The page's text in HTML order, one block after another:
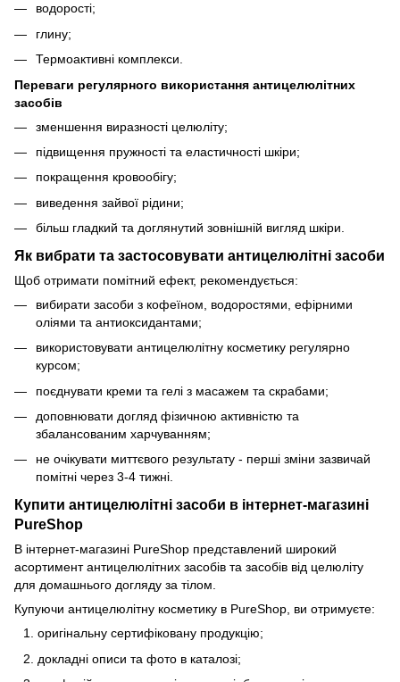
водорості;
глину;
Термоактивні комплекси.
Переваги регулярного використання антицелюлітних
засобів
зменшення виразності целюліту;
підвищення пружності та еластичності шкіри;
покращення кровообігу;
виведення зайвої рідини;
більш гладкий та доглянутий зовнішній вигляд шкіри.
Як вибрати та застосовувати антицелюлітні засоби
Щоб отримати помітний ефект, рекомендується:
вибирати засоби з кофеїном, водоростями, ефірними
оліями та антиоксидантами;
використовувати антицелюлітну косметику регулярно
курсом;
поєднувати креми та гелі з масажем та скрабами;
доповнювати догляд фізичною активністю та
збалансованим харчуванням;
не очікувати миттєвого результату - перші зміни зазвичай
помітні через 3-4 тижні.
Купити антицелюлітні засоби в інтернет-магазині
PureShop
В інтернет-магазині PureShop представлений широкий
асортимент антицелюлітних засобів та засобів від целюліту
для домашнього догляду за тілом.
Купуючи антицелюлітну косметику в PureShop, ви отримуєте:
оригінальну сертифіковану продукцію;
докладні описи та фото в каталозі;